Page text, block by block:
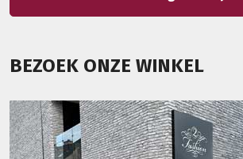
BEZOEK ONZE WINKEL